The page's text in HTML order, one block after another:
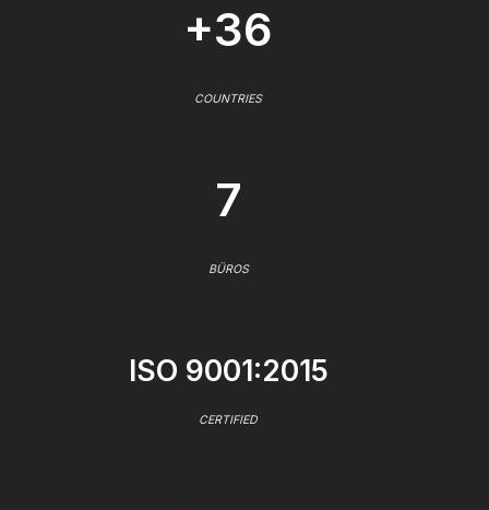
+36
COUNTRIES
7
BÜROS
ISO 9001:2015
CERTIFIED